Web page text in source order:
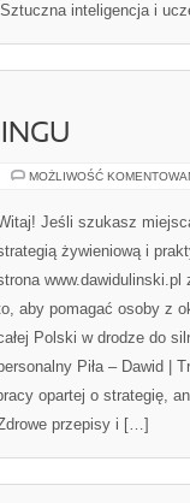
inteligencja i
MOŻLIWOŚĆ
Jeśli szukasz
żywieniową i
www.dawidulinski.pl
aby pomagać osoby z
Polski w drodze do
Piła – Dawid |
opartej o strategię,
przepisy i […]